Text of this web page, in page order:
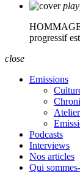
HOMMAGE
progressif
close
Emissions
Podcasts
Interviews
Nos articles
Qui